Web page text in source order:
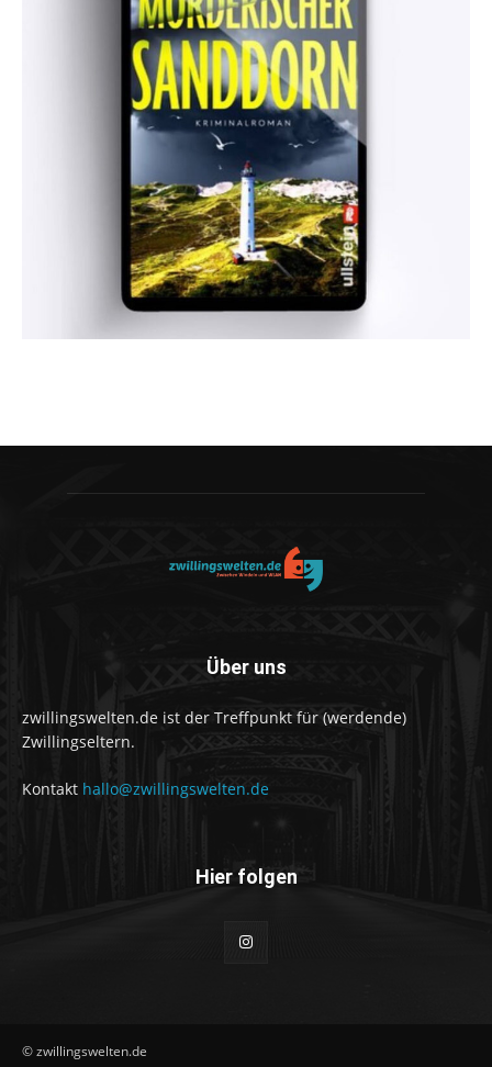
Über uns
zwillingswelten.de ist der Treffpunkt für (werdende)
Zwillingseltern.
Kontakt hallo@zwillingswelten.de
Hier folgen
© zwillingswelten.de